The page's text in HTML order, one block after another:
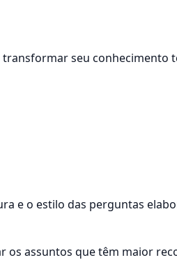
seu conhecimento
e o estilo das perguntas
os assuntos que têm maior